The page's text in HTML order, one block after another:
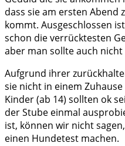
dass sie am ersten Abend
kommt. Ausgeschlossen
schon die verrücktesten
aber man sollte auch
Aufgrund ihrer
sie nicht in einem
Kinder (ab 14) sollten ok
der Stube einmal
ist, können wir nicht
einen Hundetest machen.